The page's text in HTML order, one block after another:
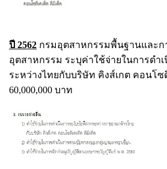
ปี 2562 กรมอุตสาหกรรมพื้นฐานและก
อุตสาหกรรม ระบุค่าใช้จ่ายในการดำ
ระหว่างไทยกับบริษัท คิงส์เกต คอนโซดิ
60,000,000 บาท